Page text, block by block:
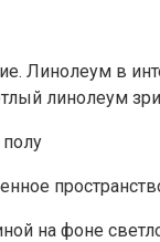
Линолеум в
линолеум